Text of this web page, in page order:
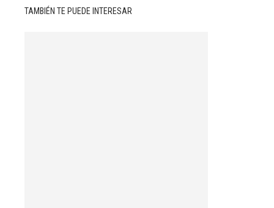
TAMBIÉN TE PUEDE INTERESAR